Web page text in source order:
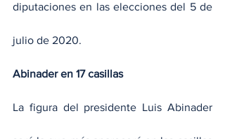
diputaciones en las elecciones del 5 de
julio de 2020.
Abinader en 17 casillas
La figura del presidente Luis Abinader